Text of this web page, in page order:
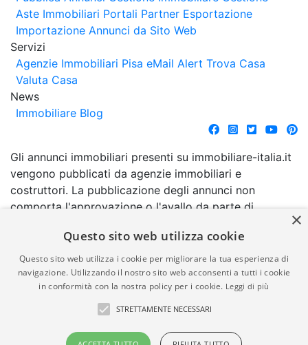
Aste Immobiliari Portali Partner Esportazione
Importazione Annunci da Sito Web
Servizi
Agenzie Immobiliari Pisa eMail Alert Trova Casa
Valuta Casa
News
Immobiliare Blog
Gli annunci immobiliari presenti su immobiliare-italia.it
vengono pubblicati da agenzie immobiliari e
costruttori. La pubblicazione degli annunci non
comporta l'approvazione o l'avallo da parte di
garanzia da parte di quest'ultima. immobiliare-italia.it
quindi non è responsabile della veridicità, della
correttezza, della completezza, della normativa in
materia di privacy e/o di alcun altro aspetto dei
suddetti annunci.
© Copyright 2007 - 2026
Powered by
×
Questo sito web utilizza cookie
Questo sito web utilizza i cookie per migliorare la tua esperienza di
navigazione. Utilizzando il nostro sito web acconsenti a tutti i cookie
in conformità con la nostra policy per i cookie. Leggi di più
STRETTAMENTE NECESSARI